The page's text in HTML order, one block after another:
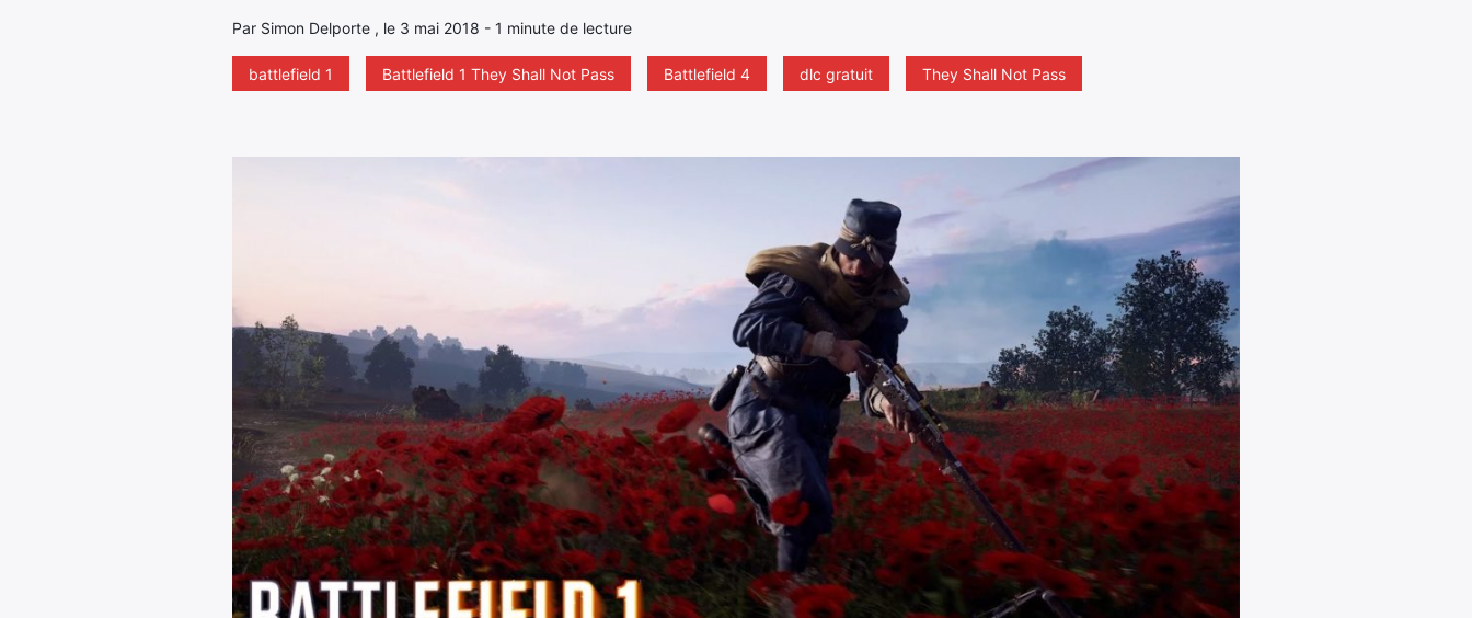
Par Simon Delporte , le 3 mai 2018 - 1 minute de lecture
battlefield 1 Battlefield 1 They Shall Not Pass Battlefield 4 dlc gratuit They Shall Not Pass